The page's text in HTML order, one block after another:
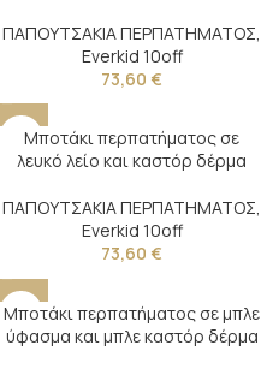
ΠΑΠΟΥΤΣΑΚΙΑ ΠΕΡΠΑΤΗΜΑΤΟΣ,
Everkid 10off
73,60 €
Μποτάκι περπατήματος σε
λευκό λείο και καστόρ δέρμα
ΠΑΠΟΥΤΣΑΚΙΑ ΠΕΡΠΑΤΗΜΑΤΟΣ,
Everkid 10off
73,60 €
Μποτάκι περπατήματος σε μπλε
ύφασμα και μπλε καστόρ δέρμα